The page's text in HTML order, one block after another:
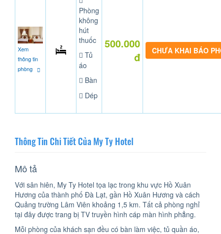
Xem
thông tin
phòng
Phòng
không
hút
thuốc
Tủ
áo
Bàn
Dép
500.000
đ
CHƯA KHAI BÁO
Thông Tin Chi Tiết Của My Ty Hotel
Mô tả
Với sân hiên, My Ty Hotel tọa lạc trong khu vực Hồ Xuân
Hương của thành phố Đà Lạt, gần Hồ Xuân Hương và cách
Quảng trường Lâm Viên khoảng 1,5 km. Tất cả phòng nghỉ
tại đây được trang bị TV truyền hình cáp màn hình phẳng.
Mỗi phòng của khách sạn đều có bàn làm việc, tủ quần áo,